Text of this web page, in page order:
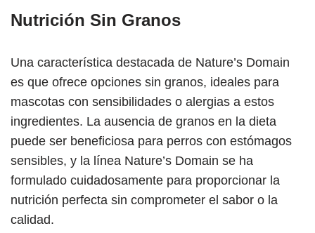
Nutrición Sin Granos
Una característica destacada de Nature’s Domain
es que ofrece opciones sin granos, ideales para
mascotas con sensibilidades o alergias a estos
ingredientes. La ausencia de granos en la dieta
puede ser beneficiosa para perros con estómagos
sensibles, y la línea Nature’s Domain se ha
formulado cuidadosamente para proporcionar la
nutrición perfecta sin comprometer el sabor o la
calidad.